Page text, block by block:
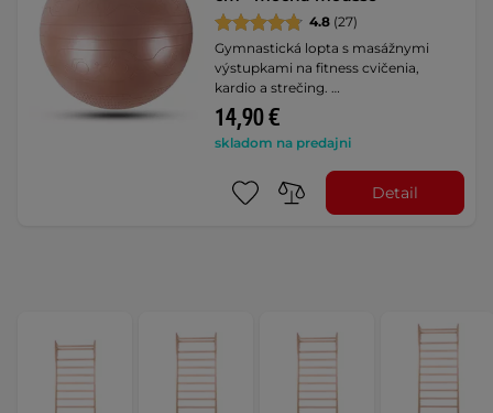
4.8 (27)
Gymnastická lopta s masážnymi
výstupkami na fitness cvičenia,
kardio a strečing. …
14,90 €
skladom na predajni
Detail